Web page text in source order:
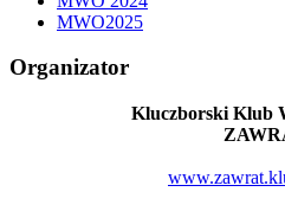
MWO2025
Organizator
Kluczborski Klub